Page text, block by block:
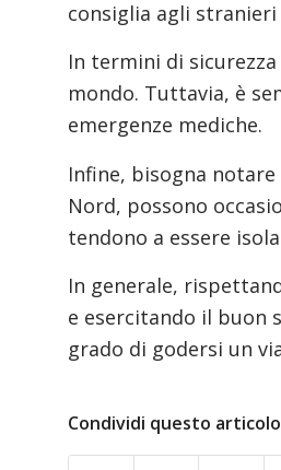
consiglia agli
In termini di
mondo. Tuttavia, è
emergenze mediche.
Infine, bisogna
Nord, possono
tendono a essere
In generale,
e esercitando il buon
grado di godersi un
Condividi questo articolo